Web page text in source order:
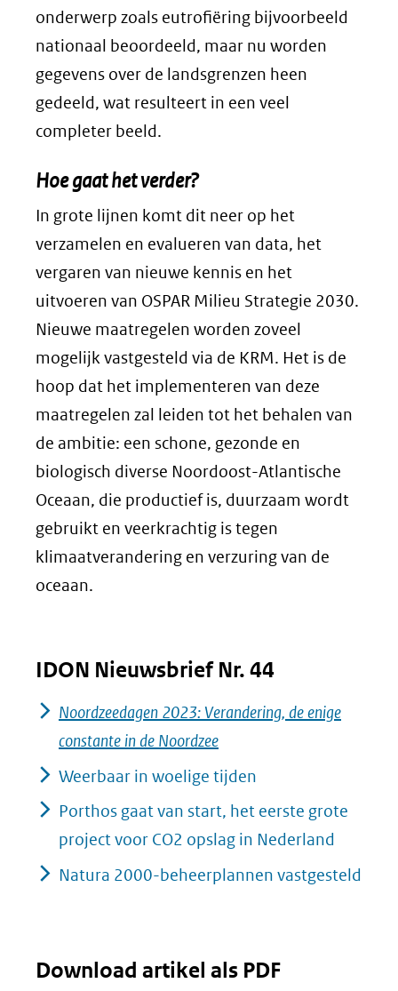
onderwerp zoals eutrofiëring bijvoorbeeld
nationaal beoordeeld, maar nu worden
gegevens over de landsgrenzen heen
gedeeld, wat resulteert in een veel
completer beeld.
Hoe gaat het verder?
In grote lijnen komt dit neer op het
verzamelen en evalueren van data, het
vergaren van nieuwe kennis en het
uitvoeren van OSPAR Milieu Strategie 2030.
Nieuwe maatregelen worden zoveel
mogelijk vastgesteld via de KRM. Het is de
hoop dat het implementeren van deze
maatregelen zal leiden tot het behalen van
de ambitie: een schone, gezonde en
biologisch diverse Noordoost-Atlantische
Oceaan, die productief is, duurzaam wordt
gebruikt en veerkrachtig is tegen
klimaatverandering en verzuring van de
oceaan.
IDON Nieuwsbrief Nr. 44
Noordzeedagen 2023: Verandering, de enige
constante in de Noordzee
Weerbaar in woelige tijden
Porthos gaat van start, het eerste grote
project voor CO2 opslag in Nederland
Natura 2000-beheerplannen vastgesteld
Download artikel als PDF